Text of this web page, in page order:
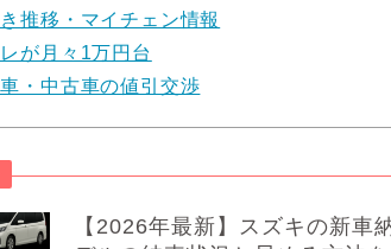
推移・マイチェン情報
が月々1万円台
・中古車の値引交渉
【2026年最新】スズキの新車